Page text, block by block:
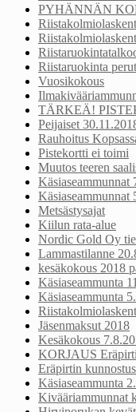
PYHÄNNÄN
Riistaruokinta
Vuosikokous
TÄRKEÄ!
Peijaiset
Rauhoitus
Pistekortti ei toimi
Muutos teeren
Käsiaseammunnat
Käsiaseammunnat
Metsästysajat
Kiilun rata-alue
Nordic Gold Oy
Lammastilanne
kesäkokous 2018
Käsiaseammunta
Käsiaseammunta
Jäsenmaksut 2018
Kesäkokous
KORJAUS
Eräpirtin
Käsiaseammunta
Kivääriammunnat